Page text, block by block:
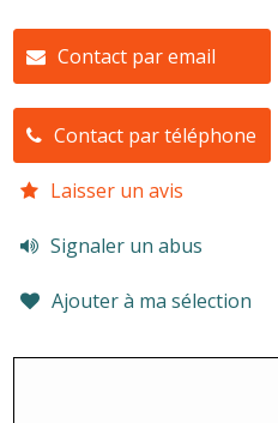
Contact par email
Contact par téléphone
Laisser un avis
Signaler un abus
Ajouter à ma sélection